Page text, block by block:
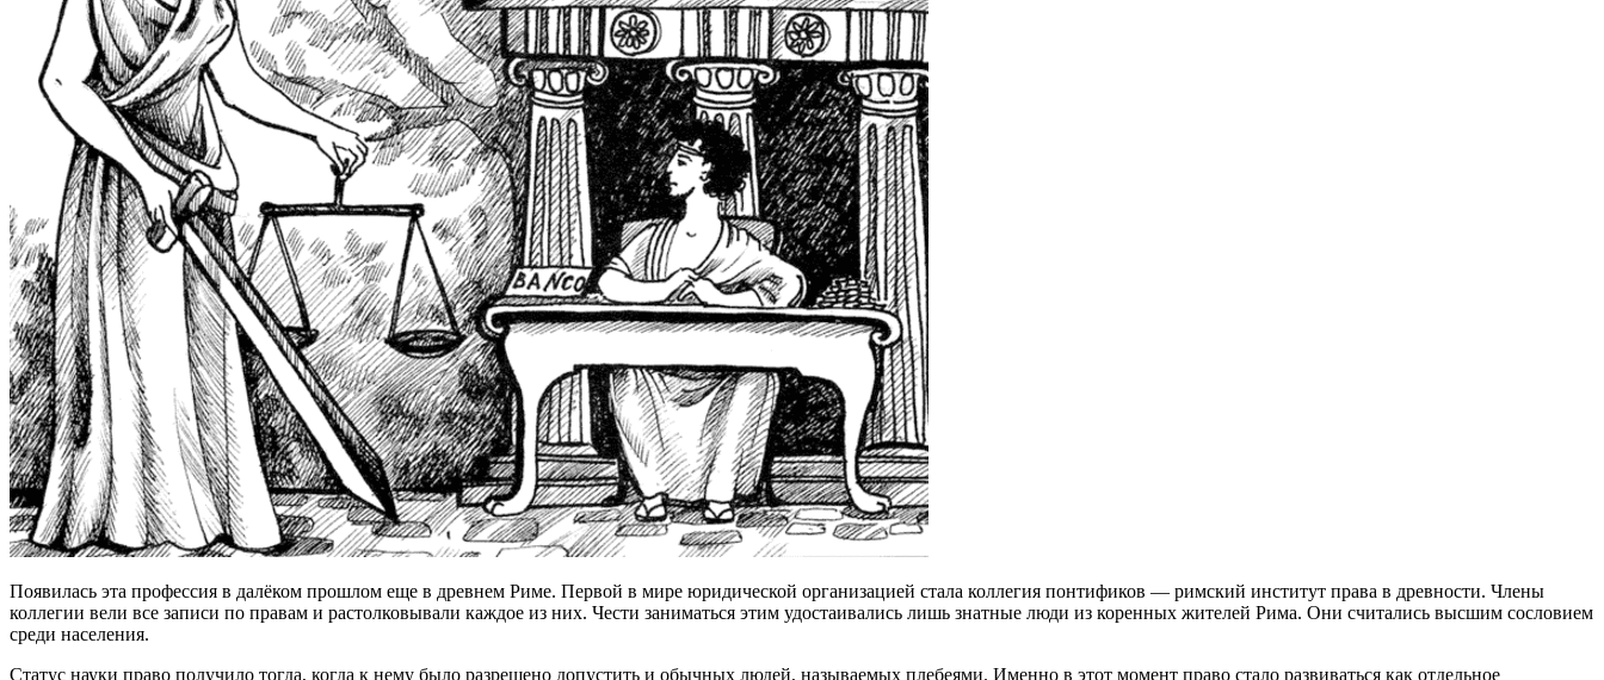
Появилась эта профессия в далёком прошлом еще в древнем Риме. Первой в мире юридической организацией стала коллегия понтификов — римский институт права в древности. Члены
коллегии вели все записи по правам и растолковывали каждое из них. Чести заниматься этим удостаивались лишь знатные люди из коренных жителей Рима. Они считались высшим сословием
среди населения.
Статус науки право получило тогда, когда к нему было разрешено допустить и обычных людей, называемых плебеями. Именно в этот момент право стало развиваться как отдельное